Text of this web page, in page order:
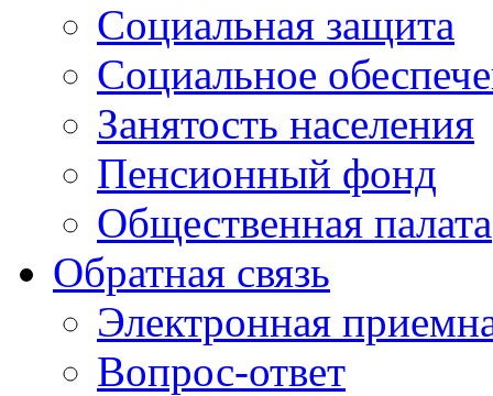
Социальная защита
Социальное
Занятость населения
Пенсионный фонд
Общественная палата
Обратная связь
Электронная
Вопрос-ответ